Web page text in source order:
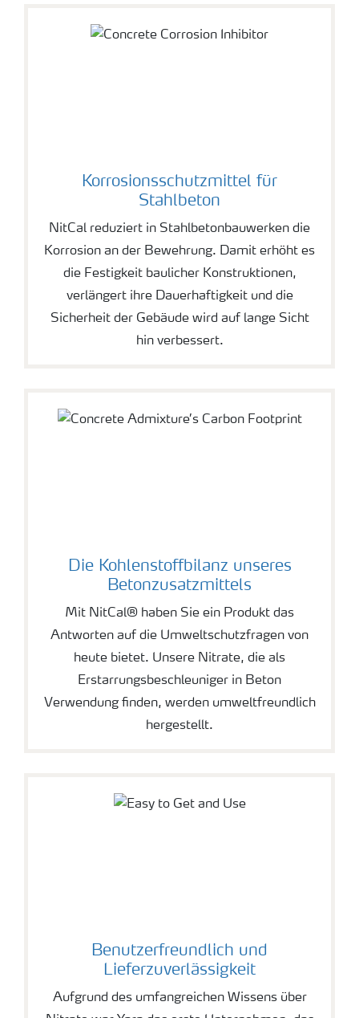
Korrosionsschutzmittel für
Stahlbeton
NitCal reduziert in Stahlbetonbauwerken die
Korrosion an der Bewehrung. Damit erhöht es
die Festigkeit baulicher Konstruktionen,
verlängert ihre Dauerhaftigkeit und die
Sicherheit der Gebäude wird auf lange Sicht
hin verbessert.
Die Kohlenstoffbilanz unseres
Betonzusatzmittels
Mit NitCal® haben Sie ein Produkt das
Antworten auf die Umweltschutzfragen von
heute bietet. Unsere Nitrate, die als
Erstarrungsbeschleuniger in Beton
Verwendung finden, werden umweltfreundlich
hergestellt.
Benutzerfreundlich und
Lieferzuverlässigkeit
Aufgrund des umfangreichen Wissens über